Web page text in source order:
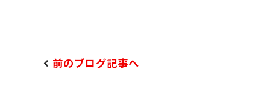
前のブログ記事へ